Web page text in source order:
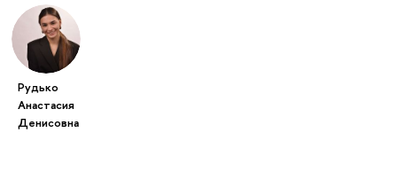
Рудько
Анастасия
Денисовна